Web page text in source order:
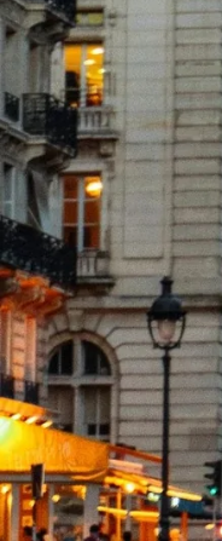
Zurück
54, rue Saint Louis
75004 - Paris - France
Tel.
+ 33 (0)1 43 26
HAPIpowered by
Rechtshinweis-